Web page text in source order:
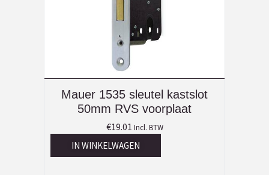
Mauer 1535 sleutel kastslot
50mm RVS voorplaat
€19.01 Incl. BTW
IN WINKELWAGEN